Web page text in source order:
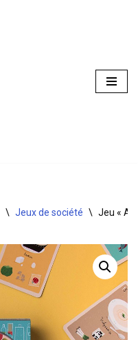
\ Jeux de société \ Jeu « A